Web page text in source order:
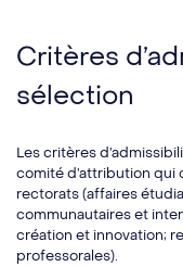
Critères
sélection
Les critères
comité d’attribution qui
rectorats (affaires
communautaires et
création et innovation;
professorales).